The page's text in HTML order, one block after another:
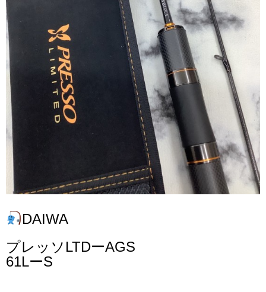
DAIWA
プレッソLTDーAGS
61LーS